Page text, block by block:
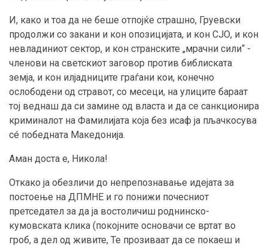
И, како и тоа да не беше отпојќе страшно, Груевски
продолжи со закани и кон опозицијата, и кон СЈО, и кон
невладиниот сектор, и кон странските „мрачни сили“ -
членови на светскиот заговор против библиската
земја, и кон илјадниците граѓани кои, конечно
ослободени од стравот, со месеци, на улиците бараат
тој веднаш да си замине од власта и да се санкционира
криминалот на Фамилијата која без исаф ја пљачкосува
сé победната Македонија.
Аман доста е, Никола!
Откако ја обезличи до непрепознавање идејата за
постоење на ДПМНЕ и го понижи почесниот
претседател за да ја востоличиш роднинско-
кумовската клика (покојните основачи се вртат во
гроб, а дел од живите, Те прозиваат да се покаеш и